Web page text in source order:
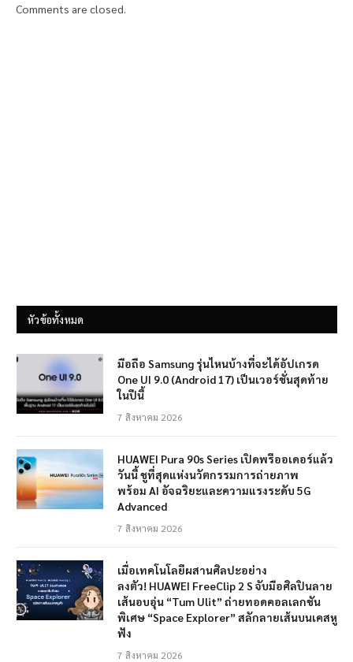
Comments are closed.
หัวข้อทั้งหมด
มือถือ Samsung รุ่นไหนบ้างที่จะได้อัปเกรด
One UI 9.0 (Android 17) เป็นเวอร์ชั่นสุดท้าย
ในปีนี้
7 สิงหาคม 2026
HUAWEI Pura 90s Series เปิดพรีออเดอร์แล้ว
วันนี้ ชูที่สุดแห่งนวัตกรรมการถ่ายภาพ
พร้อม AI อัจฉริยะและความแรงระดับ 5G
Advanced
7 สิงหาคม 2026
เมื่อเทคโนโลยีผสานศิลปะอย่าง
ลงตัว! HUAWEI FreeClip 2 S จับมือศิลปินลาย
เส้นอบอุ่น “Tum Ulit” ถ่ายทอดคอลเลกชัน
พิเศษ “Space Explorer” สลักลายเส้นบนเคสหู
ฟัง
7 สิงหาคม 2026